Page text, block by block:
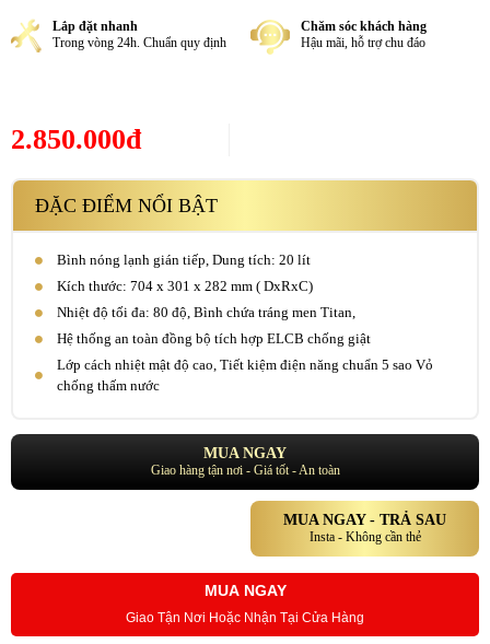
Lắp đặt nhanh
Trong vòng 24h. Chuẩn quy định
Chăm sóc khách hàng
Hậu mãi, hỗ trợ chu đáo
2.850.000đ
ĐẶC ĐIỂM NỔI BẬT
Bình nóng lạnh gián tiếp, Dung tích: 20 lít
Kích thước: 704 x 301 x 282 mm ( DxRxC)
Nhiệt độ tối đa: 80 độ, Bình chứa tráng men Titan,
Hệ thống an toàn đồng bộ tích hợp ELCB chống giật
Lớp cách nhiệt mật độ cao, Tiết kiệm điện năng chuẩn 5 sao Vỏ
chống thấm nước
MUA NGAY
Giao hàng tận nơi - Giá tốt - An toàn
MUA NGAY - TRẢ SAU
Insta - Không cần thẻ
MUA NGAY
Giao Tận Nơi Hoặc Nhận Tại Cửa Hàng